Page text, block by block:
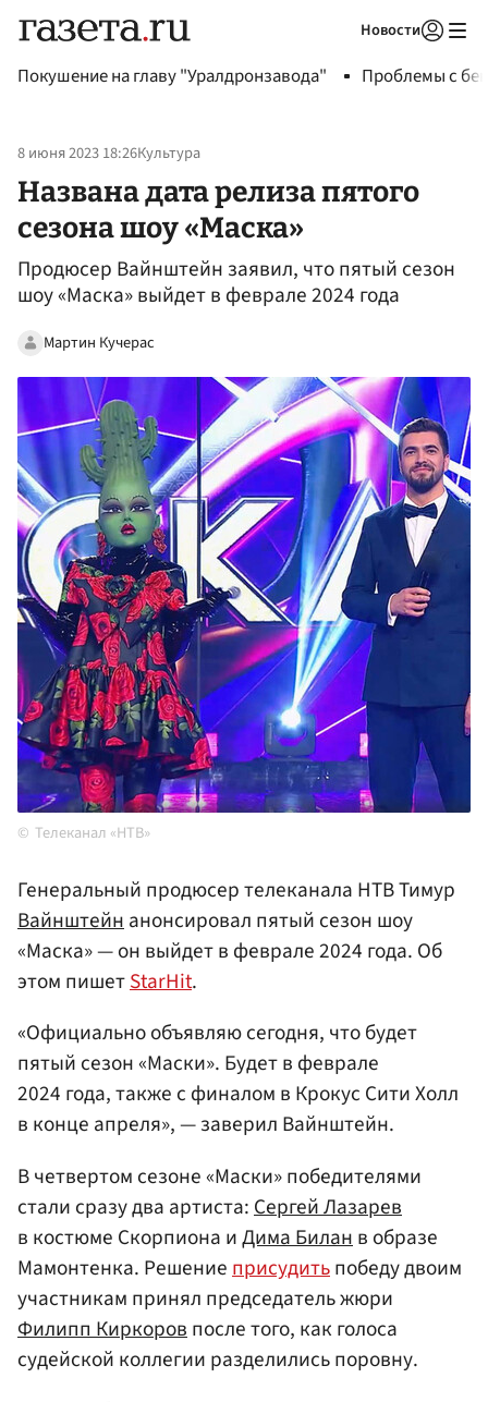
Новости
Покушение на главу "Уралдронзавода" Проблемы с
8 июня 2023 18:26Культура
Названа дата релиза пятого
сезона шоу «Маска»
Продюсер Вайнштейн заявил, что пятый сезон
шоу «Маска» выйдет в феврале 2024 года
Мартин Кучерас
Телеканал «НТВ»
Генеральный продюсер телеканала НТВ Тимур
Вайнштейнанонсировал пятый сезон шоу
«Маска» — он выйдет в феврале 2024 года. Об
этом пишетStarHit.
«Официально объявляю сегодня, что будет
пятый сезон «Маски». Будет в феврале
2024 года, также с финалом в Крокус Сити Холл
в конце апреля», — заверил Вайнштейн.
В четвертом сезоне «Маски» победителями
стали сразу два артиста: Сергей Лазарев
в костюме Скорпиона иДима Билан в образе
Мамонтенка. Решение присудитьпобеду двоим
участникам принял председатель жюри
Филипп Киркоров после того, как голоса
судейской коллегии разделились поровну.